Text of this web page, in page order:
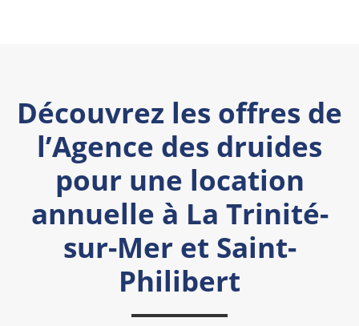
Découvrez les offres de
l’Agence des druides
pour une location
annuelle à La Trinité-
sur-Mer et Saint-
Philibert